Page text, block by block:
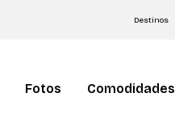
Destinos
Fotos Comodidades